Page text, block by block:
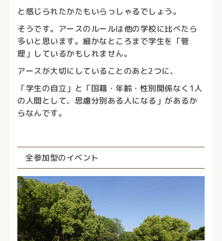
と感じられたかたもいらっしゃるでしょう。
そうです。アースのルールは他の学校に比べたら
多いと思います。細かなところまで学生を「管
理」しているかもしれません。
アースが大切にしていることのあと2つに、
「学生の自立」と「国籍・年齢・性別関係なく1人
の人間として、思慮分別ある人になる」があるか
らなんです。
全参加型のイベント